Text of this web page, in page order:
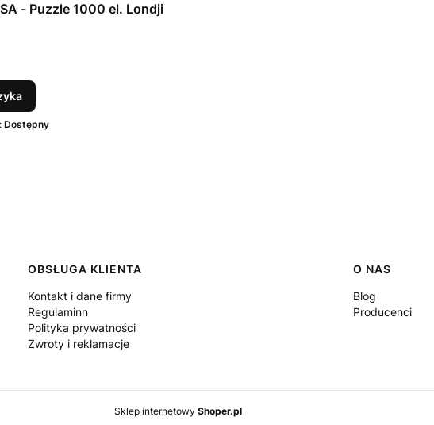
- Puzzle 1000 el. Londji
Dostępny
OBSŁUGA KLIENTA
Kontakt i dane firmy
Regulaminn
Polityka prywatności
Zwroty i reklamacje
O NAS
Blog
Producenci
Sklep internetowy Shoper.pl